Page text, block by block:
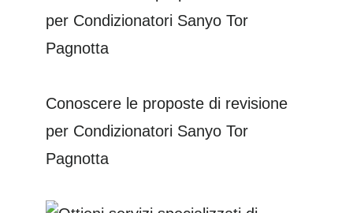
Conoscere le proposte di revisione
per Condizionatori Sanyo Tor
Pagnotta